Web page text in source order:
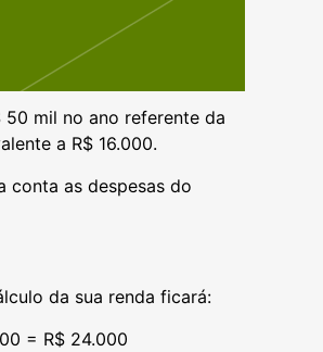
mil no ano referente da
a R$ 16.000.
conta as despesas do
da sua renda ficará:
= R$ 24.000